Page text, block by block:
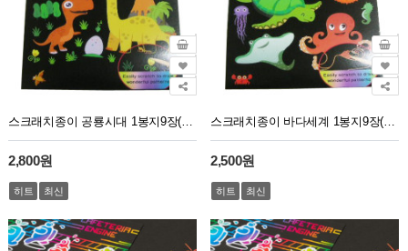
2,800원
히트 최신
2,500원
히트 최신